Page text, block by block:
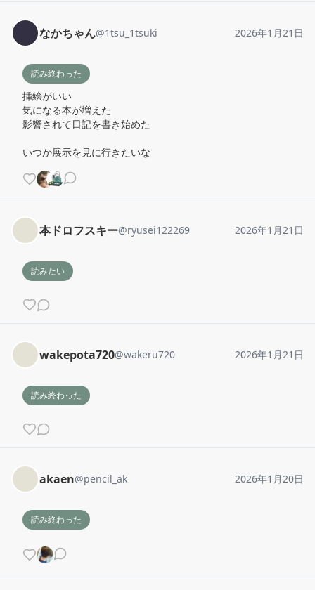
なかちゃん@1tsu_1tsuki 2026年1月21日
読み終わった
挿絵がいい
気になる本が増えた
影響されて日記を書き始めた
いつか展示を見に行きたいな
本ドロフスキー@ryusei122269 2026年1月21日
読みたい
wakepota720@wakeru720 2026年1月21日
読み終わった
akaen@pencil_ak 2026年1月20日
読み終わった